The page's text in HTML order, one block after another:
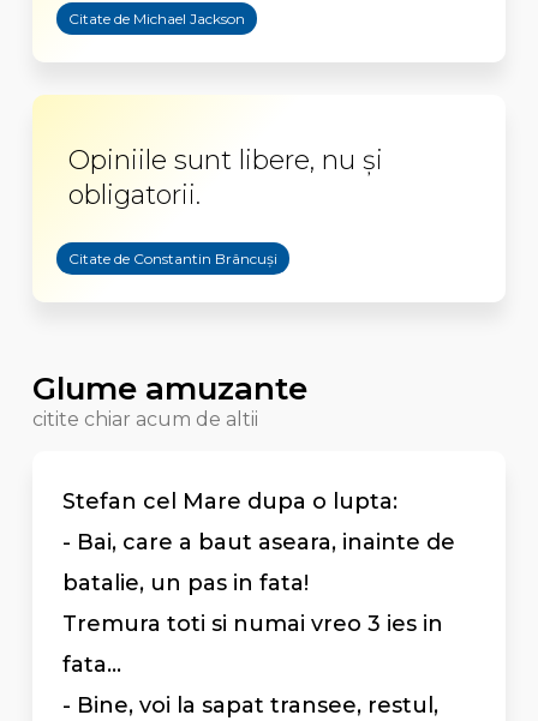
Citate de Michael Jackson
Opiniile sunt libere, nu și
obligatorii.
Citate de Constantin Brâncuși
Glume amuzante
citite chiar acum de altii
Stefan cel Mare dupa o lupta:
- Bai, care a baut aseara, inainte de
batalie, un pas in fata!
Tremura toti si numai vreo 3 ies in
fata...
- Bine, voi la sapat transee, restul,